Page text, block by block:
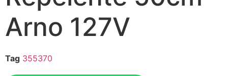
Arno 127V
Tag 355370